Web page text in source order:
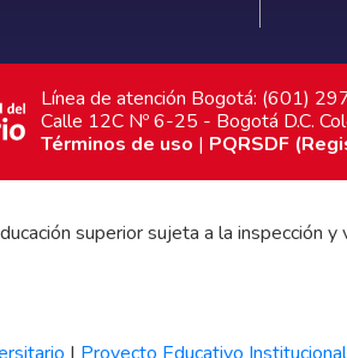
Línea de atención Bogotá: (601)
Calle 12C Nº 6-25 - Bogotá D.C.
Términos de uso | PQRSDF
superior sujeta a la inspección